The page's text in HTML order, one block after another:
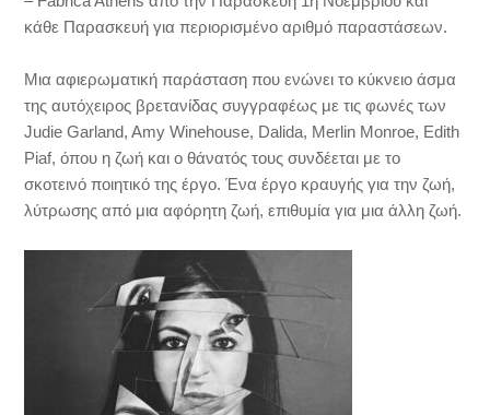
κάθε Παρασκευή για περιορισμένο αριθμό παραστάσεων.
Μια αφιερωματική παράσταση που ενώνει το κύκνειο άσμα
της αυτόχειρος βρετανίδας συγγραφέως με τις φωνές των
Judie Garland, Amy Winehouse, Dalida, Merlin Monroe, Edith
Piaf, όπου η ζωή και ο θάνατός τους συνδέεται με το
σκοτεινό ποιητικό της έργο. Ένα έργο κραυγής για την ζωή,
λύτρωσης από μια αφόρητη ζωή, επιθυμία για μια άλλη ζωή.